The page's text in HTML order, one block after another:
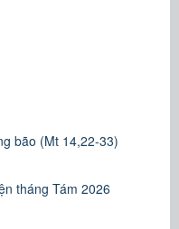
bão (Mt 14,22-33)
tháng Tám 2026